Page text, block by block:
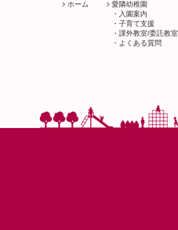
ホーム
愛隣幼稚園
入園案内
子育て支援
課外教室/委託教室
よくある質問